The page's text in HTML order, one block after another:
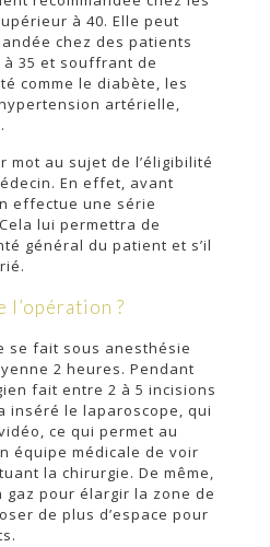
à 40. Elle peut
chez des patients
35 et souffrant de
comme le diabète, les
artérielle,
mot au sujet de l’éligibilité
En effet, avant
effectue une série
lui permettra de
général du patient et s’il
l’opération ?
se fait sous anesthésie
2 heures. Pendant
fait entre 2 à 5 incisions
inséré le laparoscope, qui
ce qui permet au
équipe médicale de voir
la chirurgie. De même,
pour élargir la zone de
de plus d’espace pour